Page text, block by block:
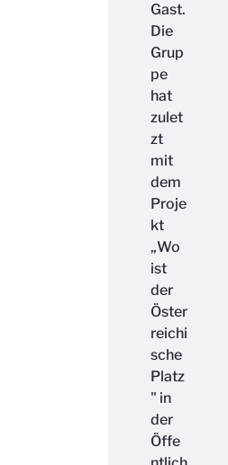
Gast.
Die
Grup
pe
hat
zulet
zt
mit
dem
Proje
kt
„Wo
ist
der
Öster
reichi
sche
Platz
" in
der
Öffe